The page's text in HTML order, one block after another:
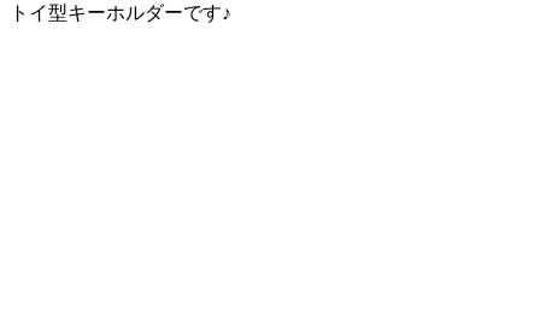
トイ型キーホルダーです♪